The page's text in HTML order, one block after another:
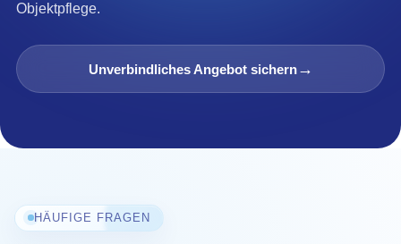
Objektpflege.
Unverbindliches Angebot sichern→
HÄUFIGE FRAGEN